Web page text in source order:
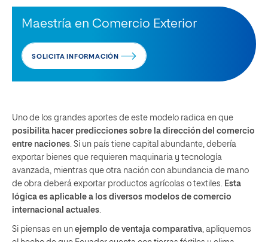
Maestría en Comercio Exterior
SOLICITA INFORMACIÓN
Uno de los grandes aportes de este modelo radica en que
posibilita hacer predicciones sobre la dirección del comercio
entre naciones . Si un país tiene capital abundante, debería
exportar bienes que requieren maquinaria y tecnología
avanzada, mientras que otra nación con abundancia de mano
de obra deberá exportar productos agrícolas o textiles.
Esta
lógica es aplicable a los diversos modelos de comercio
internacional actuales
Si piensas en un ejemplo de ventaja comparativa , apliquemos